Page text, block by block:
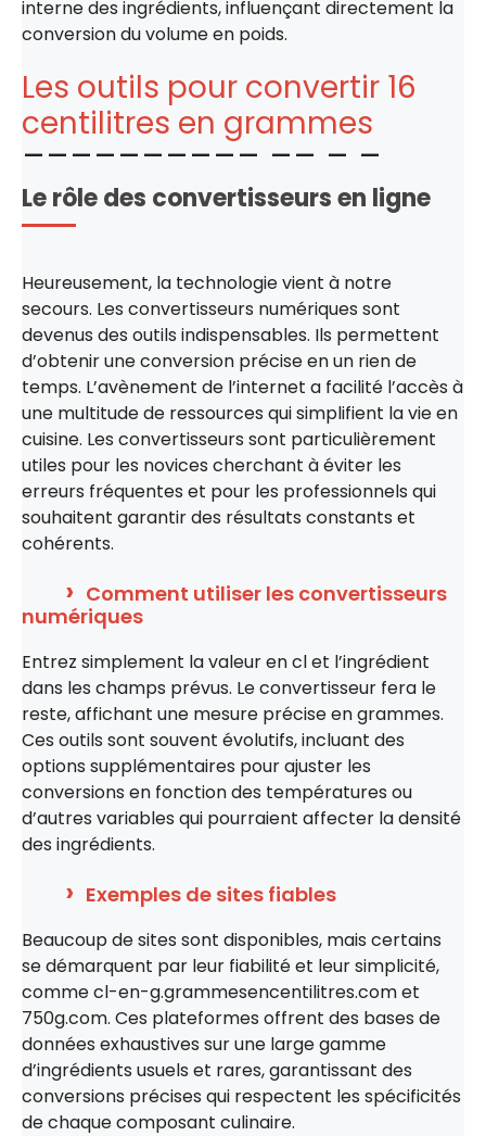
interne des ingrédients, influençant directement la
conversion du volume en poids.
Les outils pour convertir 16
centilitres en grammes
Le rôle des convertisseurs en ligne
Heureusement, la technologie vient à notre
secours. Les convertisseurs numériques sont
devenus des outils indispensables. Ils permettent
d’obtenir une conversion précise en un rien de
temps. L’avènement de l’internet a facilité l’accès à
une multitude de ressources qui simplifient la vie en
cuisine. Les convertisseurs sont particulièrement
utiles pour les novices cherchant à éviter les
erreurs fréquentes et pour les professionnels qui
souhaitent garantir des résultats constants et
cohérents.
Comment utiliser les convertisseurs
numériques
Entrez simplement la valeur en cl et l’ingrédient
dans les champs prévus. Le convertisseur fera le
reste, affichant une mesure précise en grammes.
Ces outils sont souvent évolutifs, incluant des
options supplémentaires pour ajuster les
conversions en fonction des températures ou
d’autres variables qui pourraient affecter la densité
des ingrédients.
Exemples de sites fiables
Beaucoup de sites sont disponibles, mais certains
se démarquent par leur fiabilité et leur simplicité,
comme cl-en-g.grammesencentilitres.com et
750g.com. Ces plateformes offrent des bases de
données exhaustives sur une large gamme
d’ingrédients usuels et rares, garantissant des
conversions précises qui respectent les spécificités
de chaque composant culinaire.